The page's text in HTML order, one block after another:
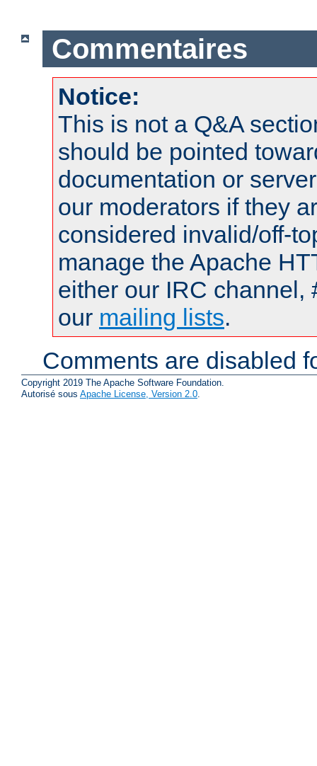
Commentaires
Notice:
This is not a Q&A
should be pointed
documentation or
our moderators if they
considered invalid/off-
manage the Apache
either our IRC channel,
our mailing lists.
Comments are disabled
Copyright 2019 The Apache Software Foundation.
Autorisé sous Apache License, Version 2.0